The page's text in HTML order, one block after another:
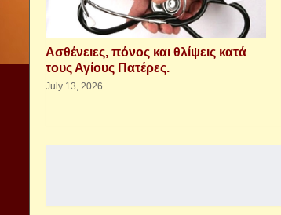
Aσθένειες, πόνος και θλίψεις κατά
τους Αγίους Πατέρες.
July 13, 2026